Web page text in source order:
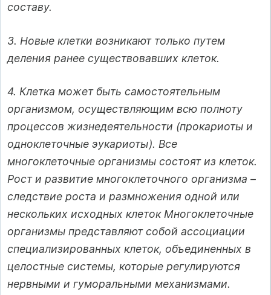
составу.
3. Новые клетки возникают только путем
деления ранее существовавших клеток.
4. Клетка может быть самостоятельным
организмом, осуществляющим всю полноту
процессов жизнедеятельности (прокариоты и
одноклеточные эукариоты). Все
многоклеточные организмы состоят из клеток.
Рост и развитие многоклеточного организма –
следствие роста и размножения одной или
нескольких исходных клеток Многоклеточные
организмы представляют собой ассоциации
специализированных клеток, объединенных в
целостные системы, которые регулируются
нервными и гуморальными механизмами.